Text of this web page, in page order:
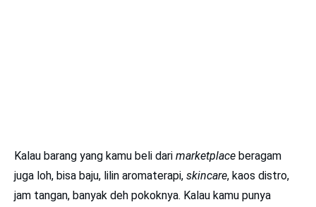
Kalau barang yang kamu beli dari marketplace beragam
juga loh, bisa baju, lilin aromaterapi, skincare, kaos distro,
jam tangan, banyak deh pokoknya. Kalau kamu punya